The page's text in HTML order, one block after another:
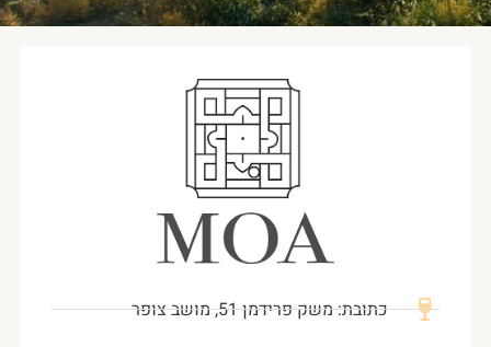
כתובת: משק פרידמן 51, מושב צופר